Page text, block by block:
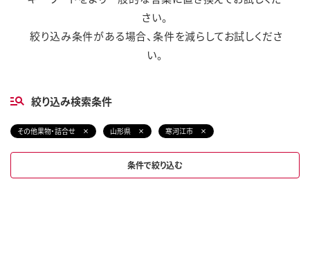
さい。
絞り込み条件がある場合、条件を減らしてお試しくださ
い。
絞り込み検索条件
その他果物・詰合せ 山形県 寒河江市
条件で絞り込む